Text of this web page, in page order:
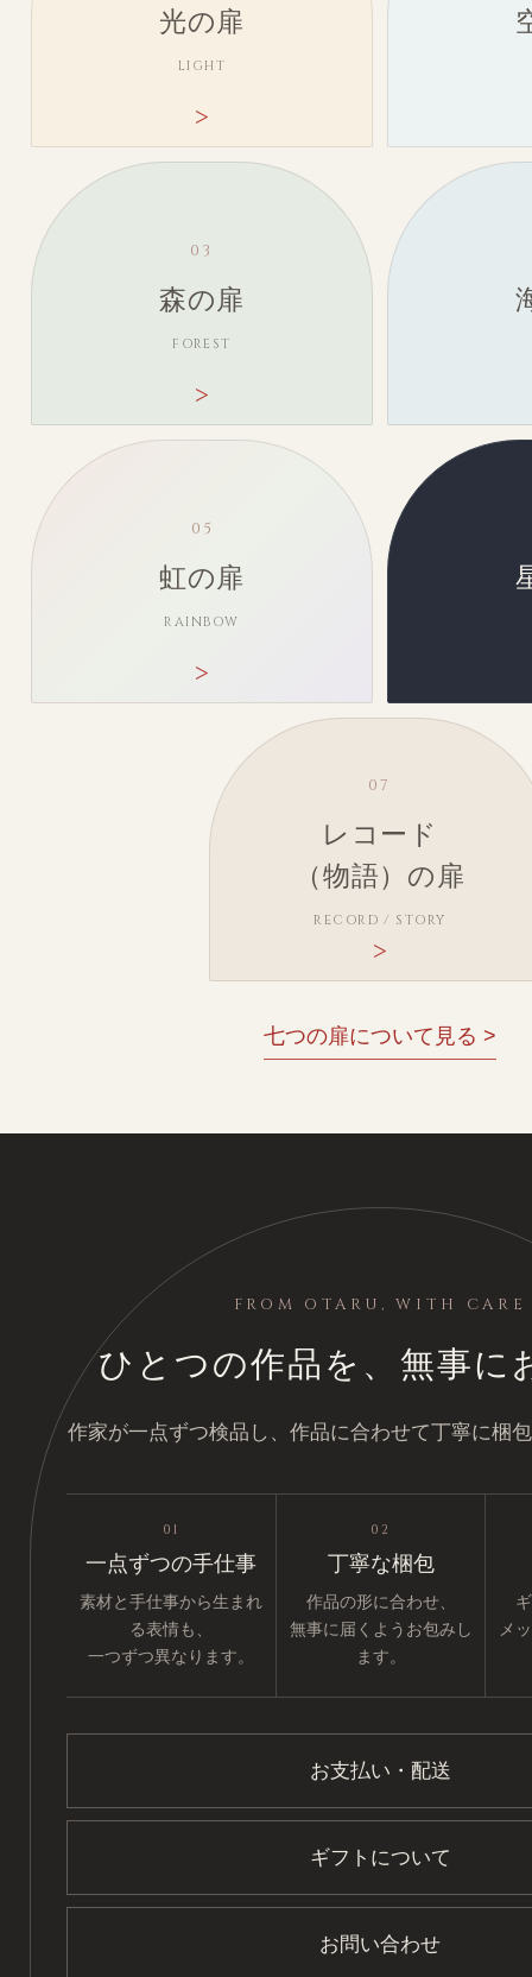
光の扉
LIGHT
03
森の扉
FOREST
05
虹の扉
RAINBOW
07
レコード
（物語）の扉
RECORD / STORY
七つの扉について見る >
FROM OTARU, WITH CARE
ひとつの作品を、無事に
作家が一点ずつ検品し、作品に合わせて丁寧に梱
01
一点ずつの手仕事
素材と手仕事から生まれ
る表情も、
一つずつ異なります。
02
丁寧な梱包
作品の形に合わせ、
無事に届くようお包みし
ます。
メ
お支払い・配送
ギフトについて
お問い合わせ